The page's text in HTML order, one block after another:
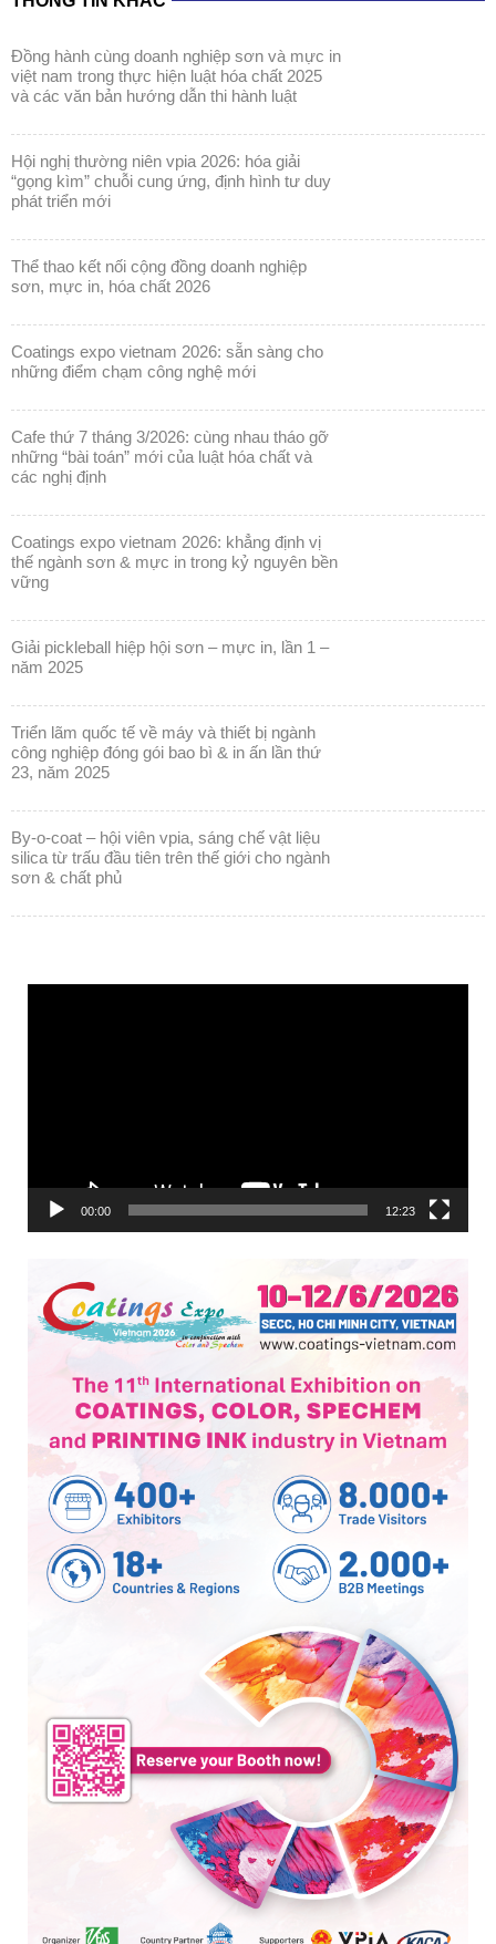
đồng hành cùng doanh nghiệp sơn và mực in
việt nam trong thực hiện luật hóa chất 2025
và các văn bản hướng dẫn thi hành luật
hội nghị thường niên vpia 2026: hóa giải
“gọng kìm” chuỗi cung ứng, định hình tư duy
phát triển mới
thể thao kết nối cộng đồng doanh nghiệp
sơn, mực in, hóa chất 2026
coatings expo vietnam 2026: sẵn sàng cho
những điểm chạm công nghệ mới
cafe thứ 7 tháng 3/2026: cùng nhau tháo gỡ
những “bài toán” mới của luật hóa chất và
các nghị định
coatings expo vietnam 2026: khẳng định vị
thế ngành sơn & mực in trong kỷ nguyên bền
vững
giải pickleball hiệp hội sơn – mực in, lần 1 –
năm 2025
triển lãm quốc tế về máy và thiết bị ngành
công nghiệp đóng gói bao bì & in ấn lần thứ
23, năm 2025
by-o-coat – hội viên vpia, sáng chế vật liệu
silica từ trấu đầu tiên trên thế giới cho ngành
sơn & chất phủ
00:00 12:23